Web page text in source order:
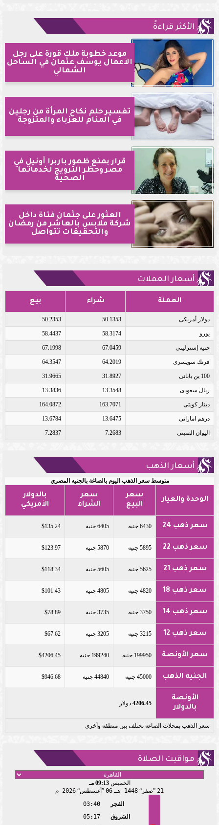
الأكثر قراءةً
موعد خطوبة ملك قورة على رجل
الأعمال يوسف عثمان في الساحل
الشمالي
تفسير حلم نكاح المرأة من رجلين
في المنام للعزباء والمتزوجة
قرار بمنع ظهور باربرا أونيل في
مصر وحظر الترويج لخدماتها
الصحية
العثور على جثمان فتاة داخل
شركة ملابس بالعاشر من رمضان
والتحقيقات تتواصل
أسعار العملات
العملة شراء بيع
دولار أمريكى 50.1353
50.2353
يورو 58.3174
58.4437
جنيه إسترلينى 67.0459
67.1998
فرنك سويسرى 64.2019
64.3547
100 ين يابانى 31.8927
31.9665
ريال سعودى 13.3548
13.3836
دينار كويتى 163.7071
164.0872
درهم اماراتى 13.6475
13.6784
اليوان الصينى 7.2683
7.2837
أسعار الذهب
متوسط سعر الذهب اليوم بالصاغة بالجنيه المصري
الوحدة والعيار
سعر
البيع
سعر
الشراء
بالدولار
الأمريكي
سعر ذهب 24 6430 جنيه 6405 جنيه $135.24
سعر ذهب 22 5895 جنيه 5870 جنيه $123.97
سعر ذهب 21 5625 جنيه 5605 جنيه $118.34
سعر ذهب 18 4820 جنيه 4805 جنيه $101.43
سعر ذهب 14 3750 جنيه 3735 جنيه $78.89
سعر ذهب 12 3215 جنيه 3205 جنيه $67.62
سعر الأونصة 199950 جنيه 199240 جنيه $4206.45
الجنيه الذهب 45000 جنيه 44840 جنيه $946.68
الأونصة
بالدولار
4206.45 دولار
سعر الذهب بمحلات الصاغة تختلف بين منطقة وأخرى
مواقيت الصلاة
الخميس09:13 مـ
21 صفر 1448 هـ 06 أغسطس 2026 م
الفجر
03:40
الشروق
05:17